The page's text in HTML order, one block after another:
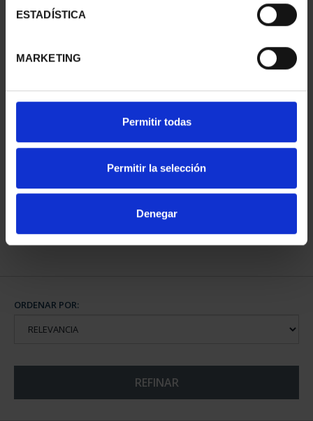
ESTADÍSTICA
MARKETING
Permitir todas
Permitir la selección
Denegar
CAPITALES DE
COMPLET...
3.796,00 €
ORDENAR POR:
REFINAR